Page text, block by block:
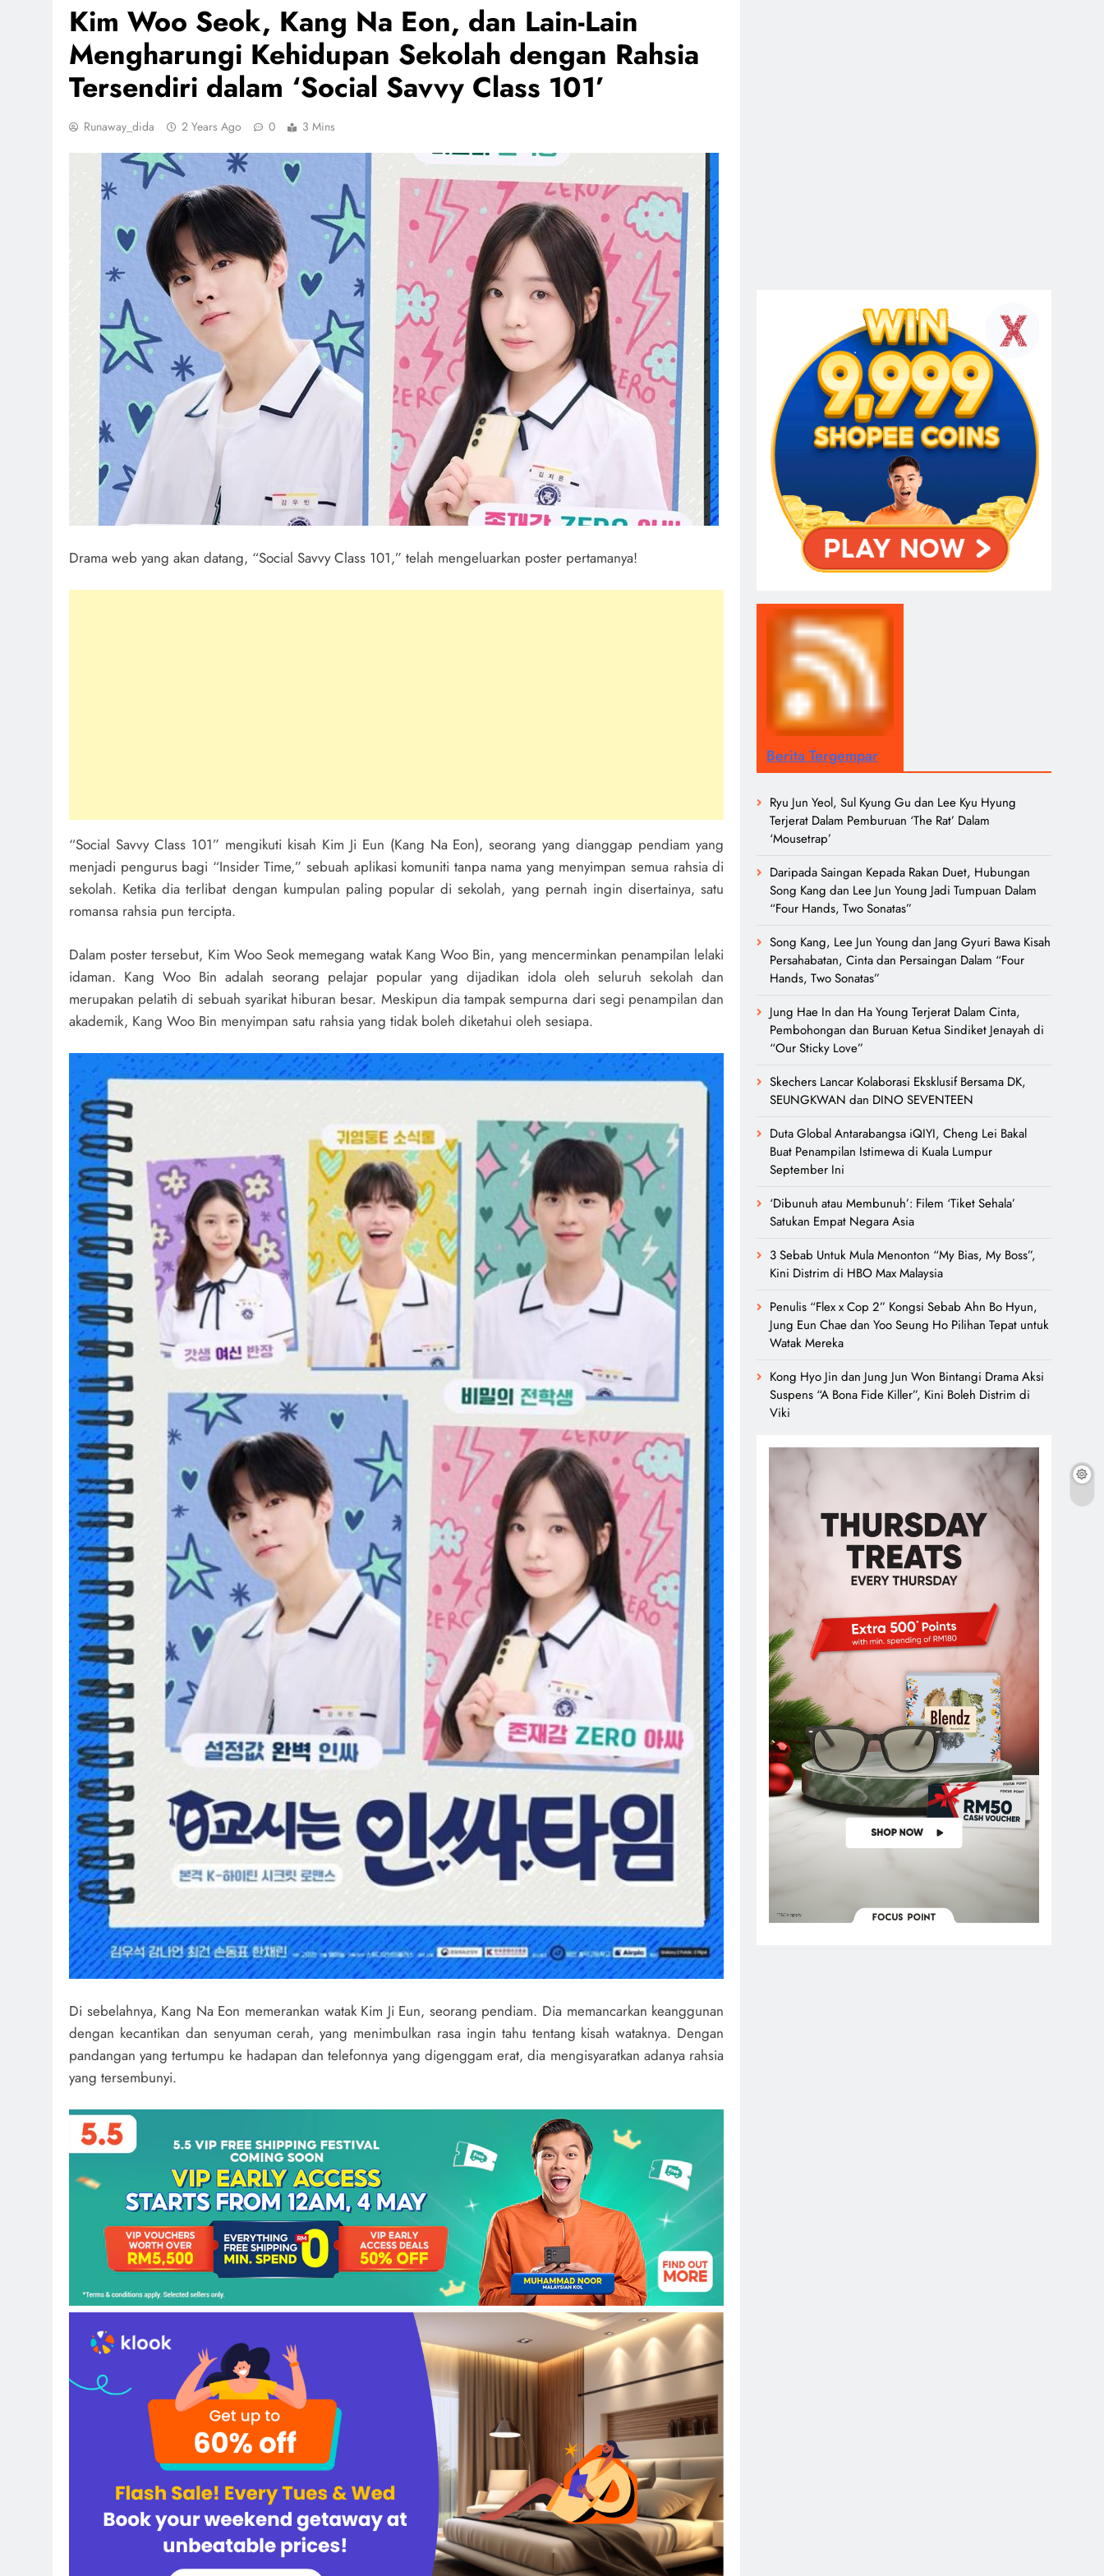
Kim Woo Seok, Kang Na Eon, dan Lain-Lain
Mengharungi Kehidupan Sekolah dengan Rahsia
Tersendiri dalam ‘Social Savvy Class 101’
Runaway_dida 2 Years Ago 0 3 Mins
Drama web yang akan datang, “Social Savvy Class 101,” telah mengeluarkan poster pertamanya!
“Social Savvy Class 101” mengikuti kisah Kim Ji Eun (Kang Na Eon), seorang yang dianggap pendiam yang
menjadi pengurus bagi “Insider Time,” sebuah aplikasi komuniti tanpa nama yang menyimpan semua rahsia di
sekolah. Ketika dia terlibat dengan kumpulan paling popular di sekolah, yang pernah ingin disertainya, satu
romansa rahsia pun tercipta.
Dalam poster tersebut, Kim Woo Seok memegang watak Kang Woo Bin, yang mencerminkan penampilan lelaki
idaman. Kang Woo Bin adalah seorang pelajar popular yang dijadikan idola oleh seluruh sekolah dan
merupakan pelatih di sebuah syarikat hiburan besar. Meskipun dia tampak sempurna dari segi penampilan dan
akademik, Kang Woo Bin menyimpan satu rahsia yang tidak boleh diketahui oleh sesiapa.
Di sebelahnya, Kang Na Eon memerankan watak Kim Ji Eun, seorang pendiam. Dia memancarkan keanggunan
dengan kecantikan dan senyuman cerah, yang menimbulkan rasa ingin tahu tentang kisah wataknya. Dengan
pandangan yang tertumpu ke hadapan dan telefonnya yang digenggam erat, dia mengisyaratkan adanya rahsia
yang tersembunyi.
Berita Tergempar
Ryu Jun Yeol, Sul Kyung Gu dan Lee Kyu Hyung
Terjerat Dalam Pemburuan ‘The Rat’ Dalam
‘Mousetrap’
Daripada Saingan Kepada Rakan Duet, Hubungan
Song Kang dan Lee Jun Young Jadi Tumpuan Dalam
“Four Hands, Two Sonatas”
Song Kang, Lee Jun Young dan Jang Gyuri Bawa Kisah
Persahabatan, Cinta dan Persaingan Dalam “Four
Hands, Two Sonatas”
Jung Hae In dan Ha Young Terjerat Dalam Cinta,
Pembohongan dan Buruan Ketua Sindiket Jenayah di
“Our Sticky Love”
Skechers Lancar Kolaborasi Eksklusif Bersama DK,
SEUNGKWAN dan DINO SEVENTEEN
Duta Global Antarabangsa iQIYI, Cheng Lei Bakal
Buat Penampilan Istimewa di Kuala Lumpur
September Ini
‘Dibunuh atau Membunuh’: Filem ‘Tiket Sehala’
Satukan Empat Negara Asia
3 Sebab Untuk Mula Menonton “My Bias, My Boss”,
Kini Distrim di HBO Max Malaysia
Penulis “Flex x Cop 2” Kongsi Sebab Ahn Bo Hyun,
Jung Eun Chae dan Yoo Seung Ho Pilihan Tepat untuk
Watak Mereka
Kong Hyo Jin dan Jung Jun Won Bintangi Drama Aksi
Suspens “A Bona Fide Killer”, Kini Boleh Distrim di
Viki